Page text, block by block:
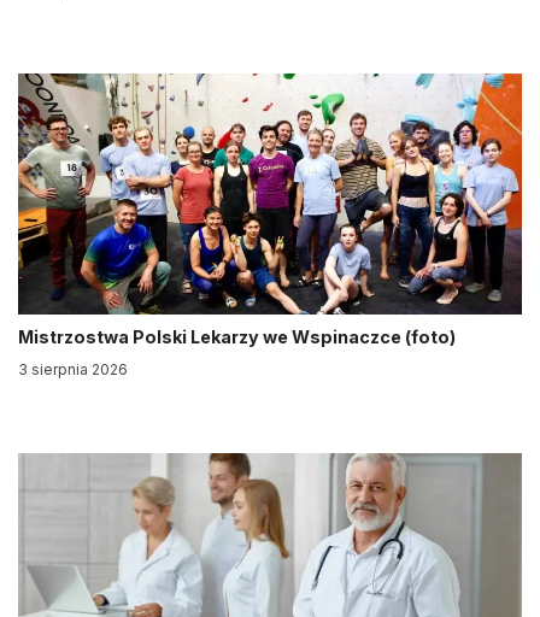
Mistrzostwa Polski Lekarzy we Wspinaczce (foto)
3 sierpnia 2026